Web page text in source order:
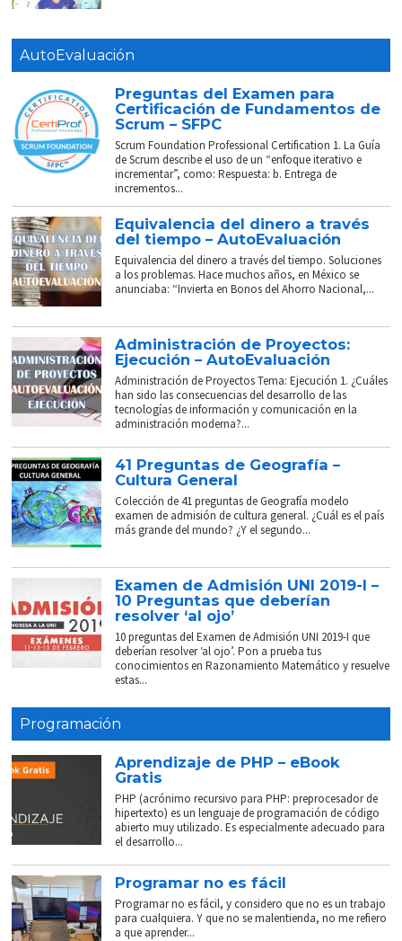
AutoEvaluación
Preguntas del Examen para
Certificación de Fundamentos de
Scrum – SFPC
Scrum Foundation Professional Certification 1. La Guía
de Scrum describe el uso de un “enfoque iterativo e
incrementar”, como: Respuesta: b. Entrega de
incrementos...
Equivalencia del dinero a través
del tiempo – AutoEvaluación
Equivalencia del dinero a través del tiempo. Soluciones
a los problemas. Hace muchos años, en México se
anunciaba: “Invierta en Bonos del Ahorro Nacional,...
Administración de Proyectos:
Ejecución – AutoEvaluación
Administración de Proyectos Tema: Ejecución 1. ¿Cuáles
han sido las consecuencias del desarrollo de las
tecnologías de información y comunicación en la
administración moderna?...
41 Preguntas de Geografía –
Cultura General
Colección de 41 preguntas de Geografía modelo
examen de admisión de cultura general. ¿Cuál es el país
más grande del mundo? ¿Y el segundo...
Examen de Admisión UNI 2019-I –
10 Preguntas que deberían
resolver ‘al ojo’
10 preguntas del Examen de Admisión UNI 2019-I que
deberían resolver ‘al ojo’. Pon a prueba tus
conocimientos en Razonamiento Matemático y resuelve
estas...
Programación
Aprendizaje de PHP – eBook
Gratis
PHP (acrónimo recursivo para PHP: preprocesador de
hipertexto) es un lenguaje de programación de código
abierto muy utilizado. Es especialmente adecuado para
el desarrollo...
Programar no es fácil
Programar no es fácil, y considero que no es un trabajo
para cualquiera. Y que no se malentienda, no me refiero
a que aprender...